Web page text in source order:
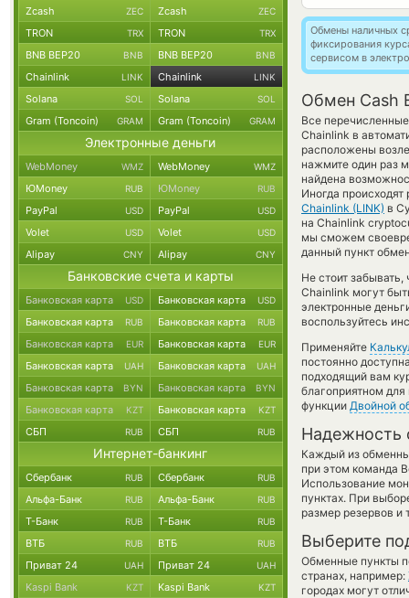
Обмены наличных
фиксирования
сервисом в
Обмен Cash
Все
Chainlink в
расположены
нажмите один раз
найдена
Иногда
Chainlink (LINK) в
на Chainlink
мы сможем
данный пункт
Не стоит
Chainlink могут
электронные
воспользуйтесь
Применяйте
постоянно
подходящий вам
благоприятном
функции Двойной
Надежность
Каждый из
при этом команда
Использование
пунктах. При
размер резервов и
Выберите
Обменные пункты
странах, например:
городах могут
Zcash ZEC Zcash ZEC
TRON TRX TRON TRX
BNB BEP20 BNB BNB BEP20 BNB
Chainlink LINK Chainlink LINK
Solana SOL Solana SOL
Gram (Toncoin) GRAM Gram (Toncoin) GRAM
Электронные деньги
WebMoney WMZ WebMoney WMZ
ЮMoney RUB ЮMoney RUB
PayPal USD PayPal USD
Volet USD Volet USD
Alipay CNY Alipay CNY
Банковские счета и карты
Банковская карта USD Банковская карта USD
Банковская карта RUB Банковская карта RUB
Банковская карта EUR Банковская карта EUR
Банковская карта UAH Банковская карта UAH
Банковская карта BYN Банковская карта BYN
Банковская карта KZT Банковская карта KZT
СБП RUB СБП RUB
Интернет-банкинг
Сбербанк RUB Сбербанк RUB
Альфа-Банк RUB Альфа-Банк RUB
Т-Банк RUB Т-Банк RUB
ВТБ RUB ВТБ RUB
Приват 24 UAH Приват 24 UAH
Kaspi Bank KZT Kaspi Bank KZT